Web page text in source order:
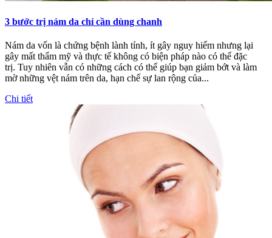
3 bước trị nám da chỉ cần dùng chanh
Nám da vốn là chứng bệnh lành tính, ít gây nguy hiểm nhưng lại
gây mất thẩm mỹ và thực tế không có biện pháp nào có thể đặc
trị. Tuy nhiên vẫn có những cách có thể giúp bạn giảm bớt và làm
mờ những vệt nám trên da, hạn chế sự lan rộng của...
Chi tiết